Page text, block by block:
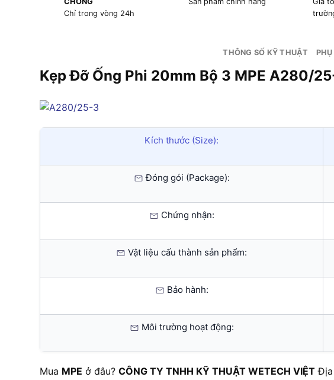
Chỉ trong vòng 24h
THÔNG SỐ KỸ THUẬT
Kẹp Đỡ Ống Phi 20mm Bộ 3 MPE A280/
Kích thước (Size):
Đóng gói (Package):
Chứng nhận:
Vật liệu cấu thành sản phẩm:
Bảo hành:
Môi trường hoạt động:
Mua MPE ở đâu? CÔNG TY TNHH KỸ THUẬT WETECH VIỆT Địa